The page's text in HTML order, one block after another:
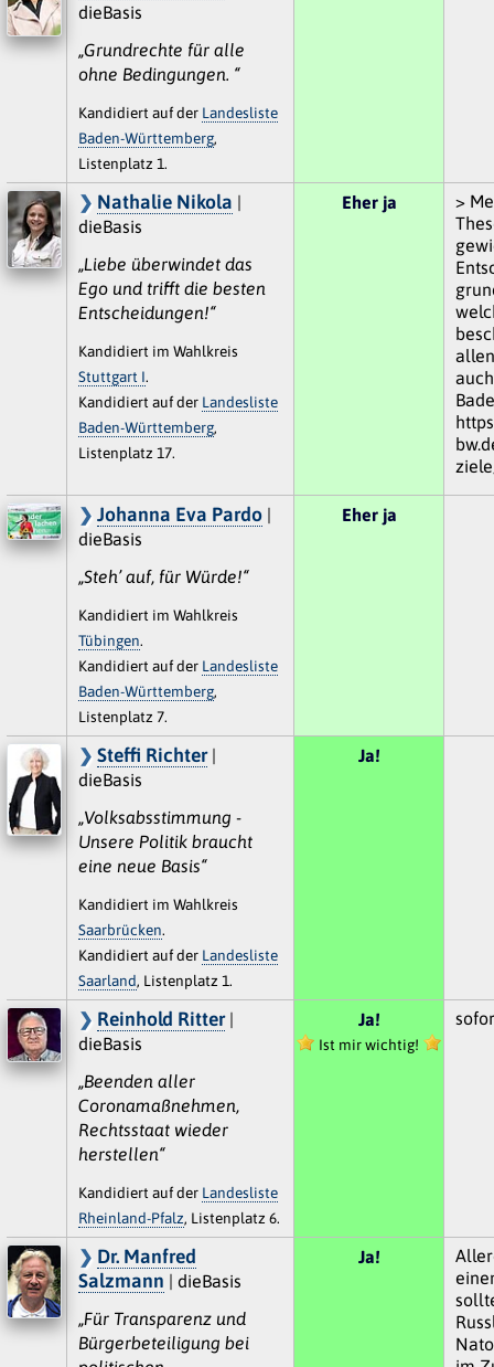
dieBasis
„Grundrechte für alle
ohne Bedingungen. “
Kandidiert auf der Landesliste
Baden-Württemberg,
Listenplatz 1.
Nathalie Nikola |
dieBasis
„Liebe überwindet das
Ego und trifft die besten
Entscheidungen!“
Kandidiert im Wahlkreis
Stuttgart I.
Kandidiert auf der Landesliste
Baden-Württemberg,
Listenplatz 17.
Eher ja
>
Johanna Eva Pardo|
dieBasis
„Steh’ auf, für Würde!“
Kandidiert im Wahlkreis
Tübingen.
Kandidiert auf der Landesliste
Baden-Württemberg,
Listenplatz 7.
Eher ja
Steffi Richter|
dieBasis
„Volksabsstimmung -
Unsere Politik braucht
eine neue Basis“
Kandidiert im Wahlkreis
Saarbrücken.
Kandidiert auf der Landesliste
Saarland, Listenplatz 1.
Ja!
Reinhold Ritter|
dieBasis
„Beenden aller
Coronamaßnehmen,
Rechtsstaat wieder
herstellen“
Kandidiert auf der Landesliste
Rheinland-Pfalz, Listenplatz 6.
Ja!
Ist mir wichtig!
Dr. Manfred
Salzmann | dieBasis
„Für Transparenz und
Bürgerbeteiligung bei
Ja!